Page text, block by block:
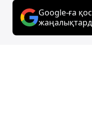
Google-ға